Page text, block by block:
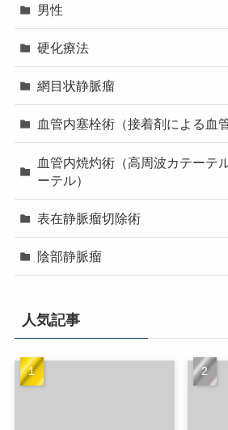
男性
硬化療法
網目状静脈瘤
血管内塞栓術（接着剤による血
血管内焼灼術（高周波カテーテ
ーテル）
表在静脈瘤切除術
陰部静脈瘤
人気記事